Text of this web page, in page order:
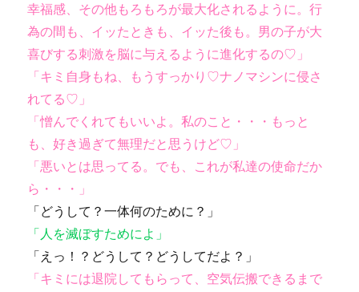
幸福感、その他もろもろが最大化されるように。行
為の間も、イッたときも、イッた後も。男の子が大
喜びする刺激を脳に与えるように進化するの♡」
「キミ自身もね、もうすっかり♡ナノマシンに侵さ
れてる♡」
「憎んでくれてもいいよ。私のこと・・・もっと
も、好き過ぎて無理だと思うけど♡」
「悪いとは思ってる。でも、これが私達の使命だか
ら・・・」
「どうして？一体何のために？」
「人を滅ぼすためによ」
「えっ！？どうして？どうしてだよ？」
「キミには退院してもらって、空気伝搬できるまで